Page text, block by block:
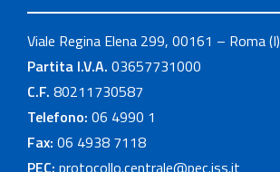
Viale Regina Elena 299, 00161 – Roma (I)
Partita I.V.A. 03657731000
C.F. 80211730587
Telefono: 06 4990 1
Fax: 06 4938 7118
PEC: protocollo.centrale@pec.iss.it